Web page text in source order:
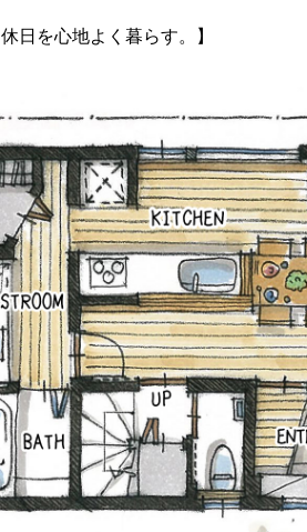
日を心地よく暮らす。】